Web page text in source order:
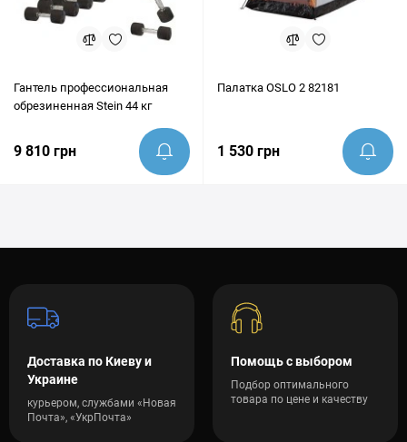
Гантель профессиональная
обрезиненная Stein 44 кг
9 810 грн
Палатка OSLO 2 82181
1 530 грн
Доставка по Киеву и
Украине
курьером, службами «Новая
Почта», «УкрПочта»
Помощь с выбором
Подбор оптимального
товара по цене и качеству